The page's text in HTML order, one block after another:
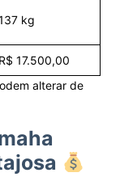
kg
R$ 17.500,00
alterar de